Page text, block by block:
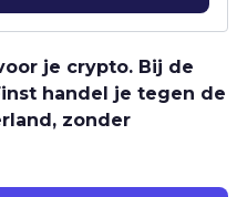
je crypto. Bij de
handel je tegen de
zonder